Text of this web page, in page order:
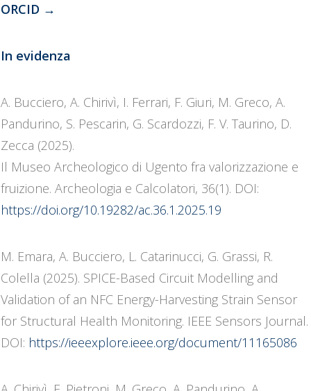
ORCID →
In evidenza
A. Bucciero, A. Chirivì, I. Ferrari, F. Giuri, M. Greco, A.
Pandurino, S. Pescarin, G. Scardozzi, F. V. Taurino, D.
Zecca (2025).
Il Museo Archeologico di Ugento fra valorizzazione e
fruizione. Archeologia e Calcolatori, 36(1). DOI:
https://doi.org/10.19282/ac.36.1.2025.19
M. Emara, A. Bucciero, L. Catarinucci, G. Grassi, R.
Colella (2025). SPICE-Based Circuit Modelling and
Validation of an NFC Energy-Harvesting Strain Sensor
for Structural Health Monitoring. IEEE Sensors Journal.
DOI: https://ieeexplore.ieee.org/document/11165086